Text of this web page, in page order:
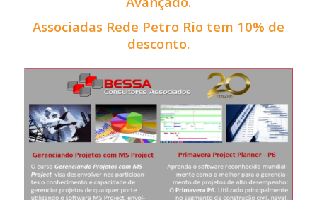
Associadas Rede Petro Rio tem 10% de
desconto.